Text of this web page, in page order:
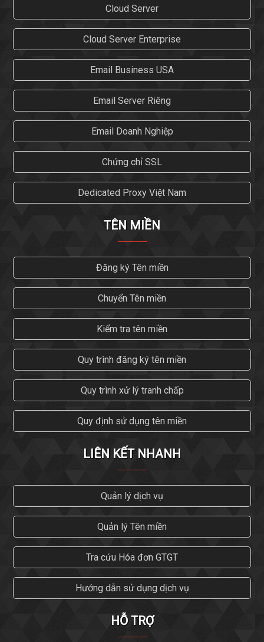
Cloud Server
Cloud Server Enterprise
Email Business USA
Email Server Riêng
Email Doanh Nghiệp
Chứng chỉ SSL
Dedicated Proxy Việt Nam
TÊN MIỀN
Đăng ký Tên miền
Chuyển Tên miền
Kiểm tra tên miền
Quy trình đăng ký tên miền
Quy trình xử lý tranh chấp
Quy định sử dụng tên miền
LIÊN KẾT NHANH
Quản lý dịch vụ
Quản lý Tên miền
Tra cứu Hóa đơn GTGT
Hướng dẫn sử dụng dịch vụ
HỖ TRỢ